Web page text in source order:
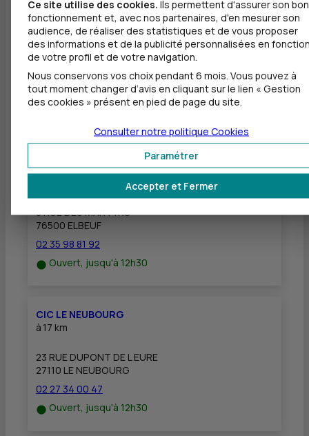
Dépôt valorisé de chèques EUR
Dépôt de chèques EUR
Autres agences les plus proches
CIC ELBEUF
8 RUE DES MARTYRS
76500 ELBEUF
02 35 98 81 92
Ouvert, jusqu'à 12h30
CIC LE NEUBOURG
à 17 km
23 RUE DUPONT DE L EURE
27110 LE NEUBOURG
02 27 34 00 47
Ouvert, jusqu'à 12h30
Ce site utilise des cookies. Ils permettent d'assurer son bon
fonctionnement et, avec nos partenaires, d'en mesurer son
audience, de réaliser des statistiques et de vous proposer
des informations et de la publicité personnalisées en
de votre profil et de votre navigation.
Nous conservons vos choix pendant 6 mois. Vous pouvez à
tout moment changer d’avis en cliquant sur le lien « Gestion
des cookies » présent en pied de page du site.
Accepter et Fermer
Paramétrer
Consulter notre politique Cookies